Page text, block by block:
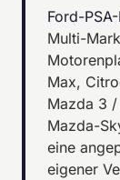
Ford-
Multi-
Max,
Mazda 3
Mazda-
eine
eigener